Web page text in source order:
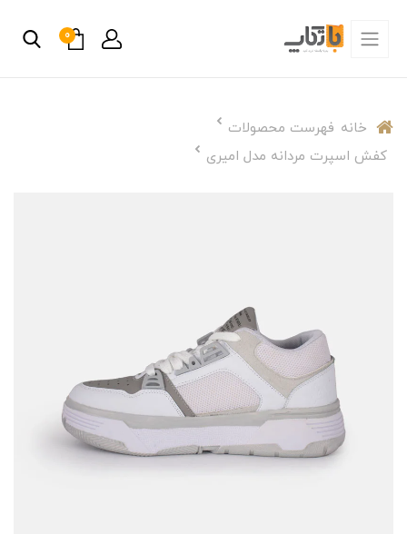
0
خانه فهرست محصولات
کفش اسپرت مردانه مدل امیری